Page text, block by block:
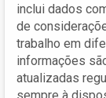
inclui dados
de
trabalho em
informações
atualizadas
sempre à